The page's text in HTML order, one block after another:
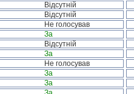
Відсутній
Відсутній
Не голосував
За
Відсутній
За
Не голосував
За
За